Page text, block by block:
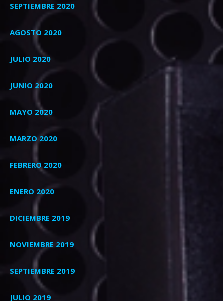
SEPTIEMBRE 2020
AGOSTO 2020
JULIO 2020
JUNIO 2020
MAYO 2020
MARZO 2020
FEBRERO 2020
ENERO 2020
DICIEMBRE 2019
NOVIEMBRE 2019
SEPTIEMBRE 2019
JULIO 2019